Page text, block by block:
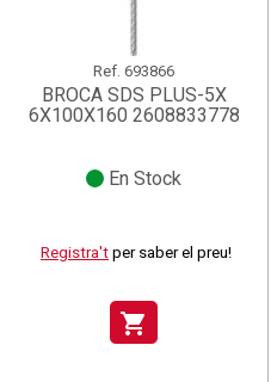
Ref. 693866
BROCA SDS PLUS-5X
6X100X160 2608833778
En Stock
Registra't per saber el preu!
shopping_cart